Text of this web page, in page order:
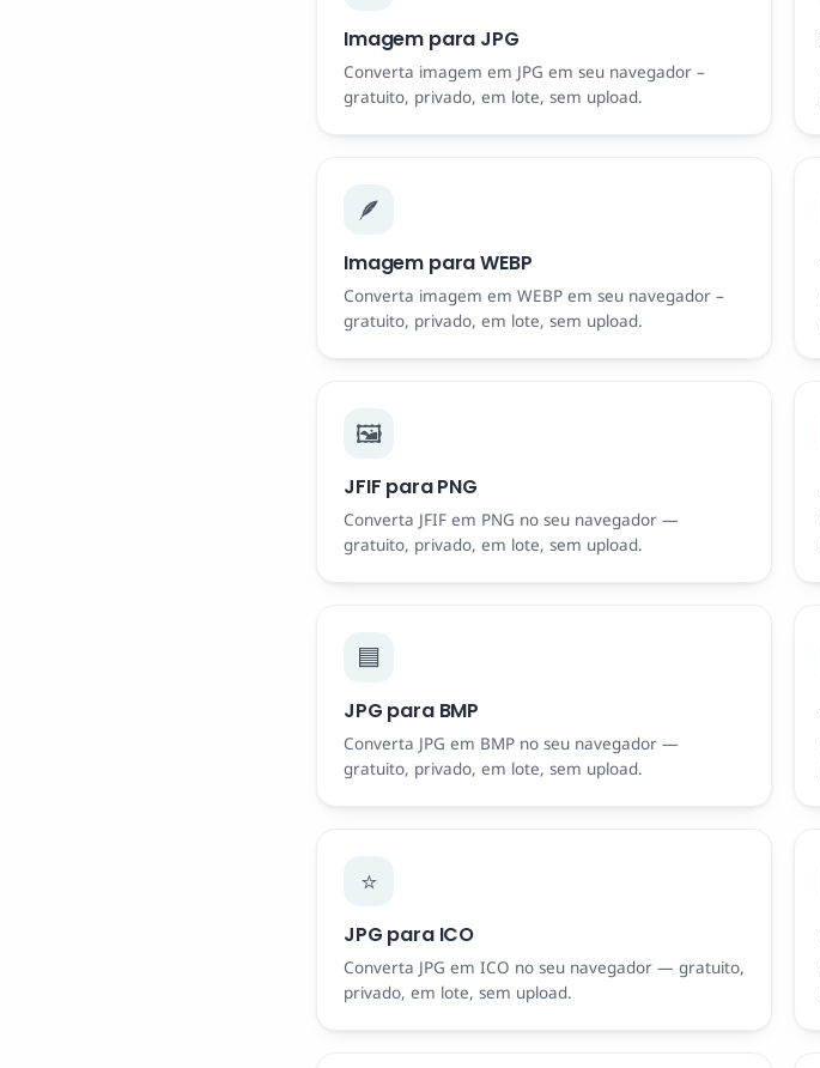
Imagem para JPG
Converta imagem em JPG em seu navegador –
gratuito, privado, em lote, sem upload.
🪶
Imagem para WEBP
Converta imagem em WEBP em seu navegador –
gratuito, privado, em lote, sem upload.
🖼️
JFIF para PNG
Converta JFIF em PNG no seu navegador —
gratuito, privado, em lote, sem upload.
🟦
JPG para BMP
Converta JPG em BMP no seu navegador —
gratuito, privado, em lote, sem upload.
⭐
JPG para ICO
Converta JPG em ICO no seu navegador — gratuito,
privado, em lote, sem upload.